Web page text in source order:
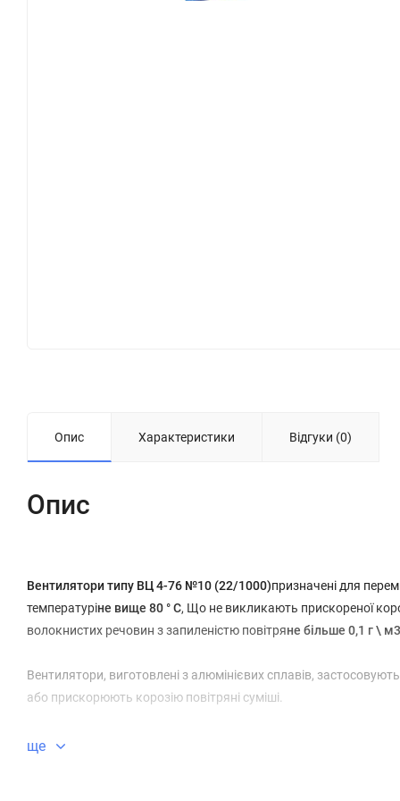
Опис Характеристики Відгуки (0)
Опис
Вентилятори типу ВЦ 4-76 №10 (22/1000)призначені для
температуріне вище 80 ° С, Що не викликають прискореної
волокнистих речовин з запиленістю повітряне більше 0,1 г \ м3
Вентилятори, виготовлені з алюмінієвих сплавів,
або прискорюють корозію повітряні суміші.
Загальна інформація про вентиляторі ВЦ 4-76 №10 (22/1000):
ще